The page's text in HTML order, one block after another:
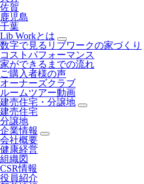
佐賀
鹿児島
千葉
Lib Workとは
数字で見るリブワークの家づくり
コストパフォーマンス
家ができるまでの流れ
ご購入者様の声
オーナーズクラブ
ルームツアー動画
建売住宅・分譲地
建売住宅
分譲地
企業情報
会社概要
健康経営
組織図
CSR情報
役員紹介